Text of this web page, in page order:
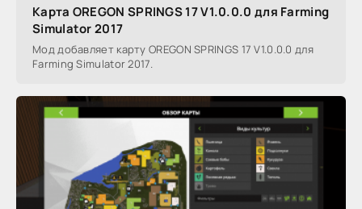
Карта OREGON SPRINGS 17 V1.0.0.0 для Farming
Simulator 2017
Мод добавляет карту OREGON SPRINGS 17 V1.0.0.0 для
Farming Simulator 2017.